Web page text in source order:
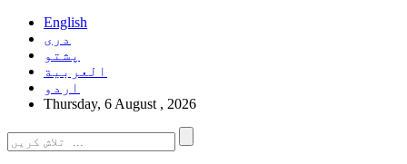
English
دری
پشتو
العربیة
اردو
Thursday, 6 August , 2026